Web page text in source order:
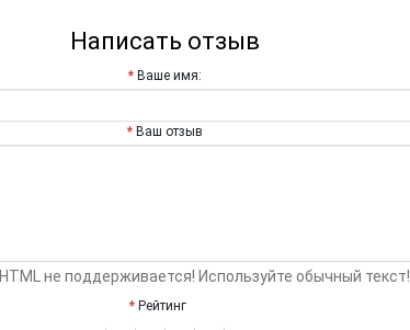
Написать отзыв
Ваше имя:
Ваш отзыв
HTML не поддерживается! Используйте обычный текст!
Рейтинг